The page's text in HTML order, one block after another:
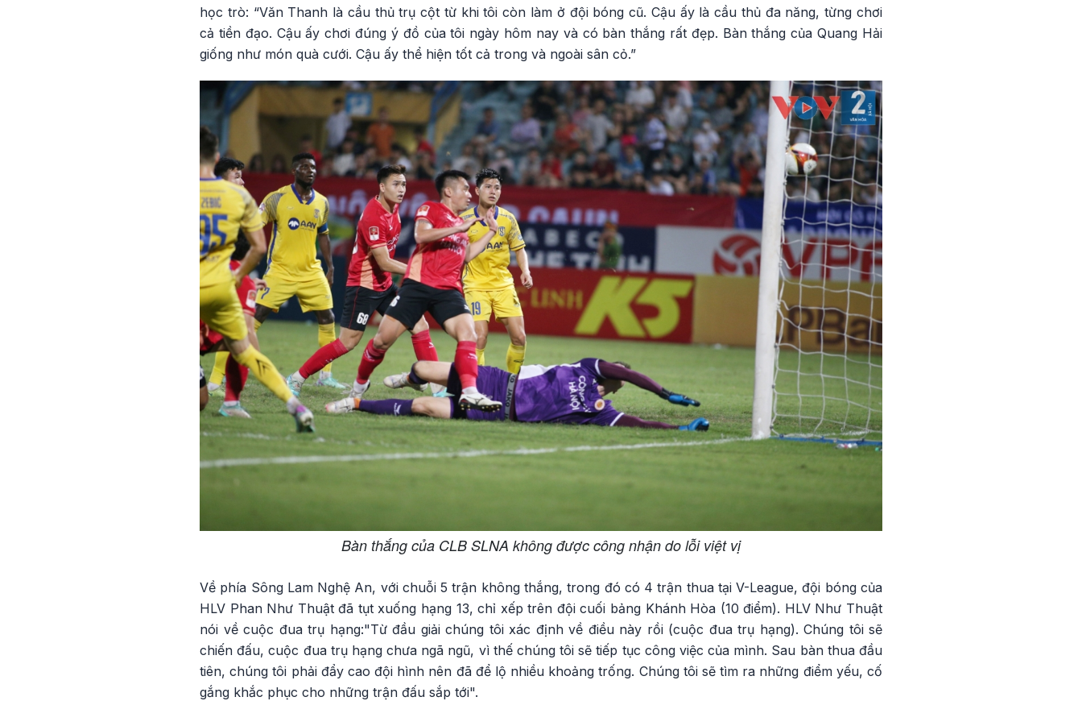
học trò: “Văn Thanh là cầu thủ trụ cột từ khi tôi còn làm ở đội bóng cũ. Cậu ấy là cầu thủ đa năng, từng chơi
cả tiền đạo. Cậu ấy chơi đúng ý đồ của tôi ngày hôm nay và có bàn thắng rất đẹp. Bàn thắng của Quang Hải
giống như món quà cưới. Cậu ấy thể hiện tốt cả trong và ngoài sân cỏ.”
Bàn thắng của CLB SLNA không được công nhận do lỗi việt vị
Về phía Sông Lam Nghệ An, với chuỗi 5 trận không thắng, trong đó có 4 trận thua tại V-League, đội bóng của
HLV Phan Như Thuật đã tụt xuống hạng 13, chỉ xếp trên đội cuối bảng Khánh Hòa (10 điểm). HLV Như Thuật
nói về cuộc đua trụ hạng:"Từ đầu giải chúng tôi xác định về điều này rồi (cuộc đua trụ hạng). Chúng tôi sẽ
chiến đấu, cuộc đua trụ hạng chưa ngã ngũ, vì thế chúng tôi sẽ tiếp tục công việc của mình. Sau bàn thua đầu
tiên, chúng tôi phải đẩy cao đội hình nên đã để lộ nhiều khoảng trống. Chúng tôi sẽ tìm ra những điểm yếu, cố
gắng khắc phục cho những trận đấu sắp tới".